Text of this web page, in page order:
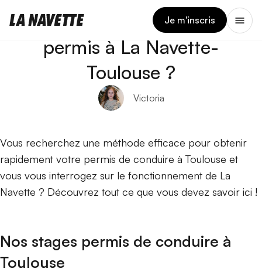
Je m'inscris
Comment ça marche le
permis à La Navette-
Toulouse ?
Victoria
Vous recherchez une méthode efficace pour obtenir
rapidement votre permis de conduire à Toulouse et
vous vous interrogez sur le fonctionnement de La
Navette ? Découvrez tout ce que vous devez savoir ici !
Nos stages permis de conduire à
Toulouse